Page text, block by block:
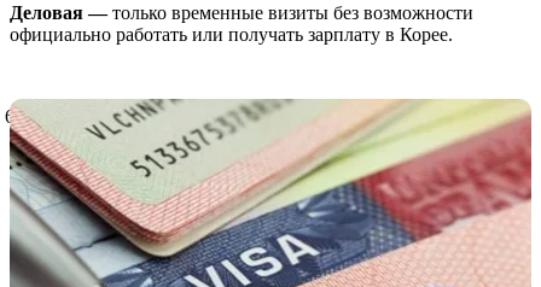
Деловая —только временные визиты без возможности
официально работать или получать зарплату в Корее.
Виза F-4 — для этнических корейцев